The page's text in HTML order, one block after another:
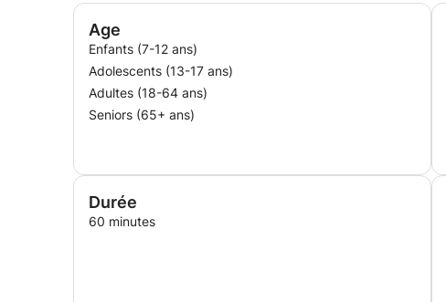
Age
Enfants (7-12 ans)
Adolescents (13-17 ans)
Adultes (18-64 ans)
Seniors (65+ ans)
Durée
60 minutes